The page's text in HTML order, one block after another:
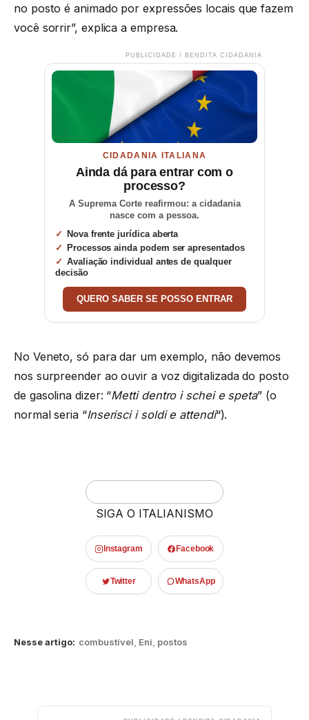
no posto é animado por expressões locais que fazem
você sorrir”, explica a empresa.
PUBLICIDADE / BENDITA CIDADANIA
CIDADANIA ITALIANA
Ainda dá para entrar com o
processo?
A Suprema Corte reafirmou: a cidadania
nasce com a pessoa.
Nova frente jurídica aberta
Processos ainda podem ser apresentados
Avaliação individual antes de qualquer
decisão
QUERO SABER SE POSSO ENTRAR
No Veneto, só para dar um exemplo, não devemos
nos surpreender ao ouvir a voz digitalizada do posto
de gasolina dizer: “Metti dentro i schei e speta” (o
normal seria “Inserisci i soldi e attendi“).
SIGA O ITALIANISMO
Instagram Facebook
Twitter WhatsApp
Nesse artigo: combustível, Eni, postos